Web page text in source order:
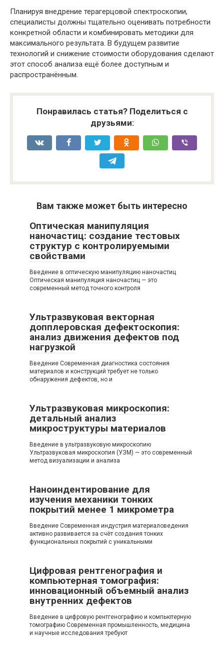
Планируя внедрение терагерцовой спектроскопии,
специалисты должны тщательно оценивать потребности
конкретной области и комбинировать методики для
максимального результата. В будущем развитие
технологий и снижение стоимости оборудования сделают
этот способ анализа ещё более доступным и
распространённым.
Понравилась статья? Поделиться с
друзьями:
Вам также может быть интересно
Оптическая манипуляция
наночастиц: создание тестовых
структур с контролируемыми
свойствами
Введение в оптическую манипуляцию наночастиц
Оптическая манипуляция наночастиц — это
современный метод точного контроля
Ультразвуковая векторная
допплеровская дефектоскопия:
анализ движения дефектов под
нагрузкой
Введение Современная диагностика состояния
материалов и конструкций требует не только
обнаружения дефектов, но и
Ультразвуковая микроскопия:
детальный анализ
микроструктуры материалов
Введение в ультразвуковую микроскопию
Ультразвуковая микроскопия (УЗМ) — это современный
метод визуализации и анализа
Наноиндентирование для
изучения механики тонких
покрытий менее 1 микрометра
Введение Современная индустрия материаловедения
активно развивается за счёт создания тонких
функциональных покрытий с уникальными
Цифровая рентгенография и
компьютерная томография:
инновационный объемный анализ
внутренних дефектов
Введение в цифровую рентгенографию и компьютерную
томографию Современная промышленность, медицина
и научные исследования требуют